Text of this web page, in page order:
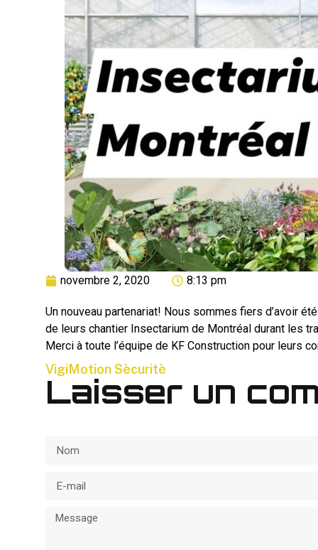
novembre 2, 2020 8:13 pm
Un nouveau partenariat! Nous sommes fiers d’avoir
de leurs chantier Insectarium de Montréal durant les
Merci à toute l’équipe de KF Construction pour leurs
VigiMotion Sècuritè
Laisser un